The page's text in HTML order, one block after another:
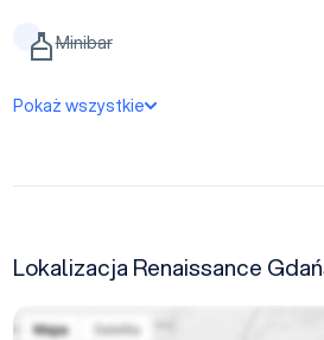
Minibar
Pokaż wszystkie
Lokalizacja Renaissance